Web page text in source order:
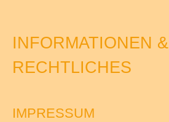
INFORMATIONEN &
RECHTLICHES
IMPRESSUM